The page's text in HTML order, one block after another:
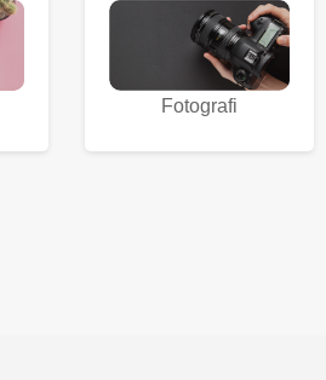
Fotografi